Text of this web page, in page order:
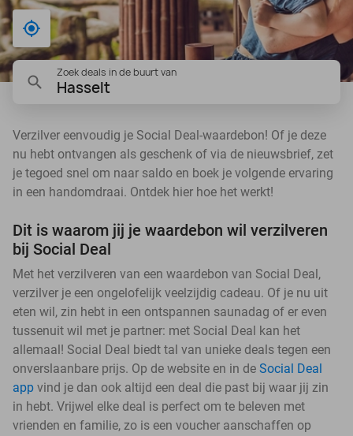
Bij mij in de buurt
Zoek deals in de buurt van
Hasselt
Verzilver eenvoudig je Social Deal-waardebon! Of je deze
nu hebt ontvangen als geschenk of via de nieuwsbrief, zet
je tegoed snel om naar saldo en boek je volgende ervaring
in een handomdraai. Ontdek hier hoe het werkt!
Dit is waarom jij je waardebon wil verzilveren
bij Social Deal
Met het verzilveren van een waardebon van Social Deal,
verzilver je een ongelofelijk veelzijdig cadeau. Of je nu uit
eten wil, zin hebt in een ontspannen saunadag of er even
tussenuit wil met je partner: met Social Deal kan het
allemaal! Social Deal biedt tal van unieke deals tegen een
onverslaanbare prijs. Op de website en in de Social Deal
app vind je dan ook altijd een deal die past bij waar jij zin
in hebt. Vrijwel elke deal is perfect om te beleven met
vrienden en familie, zo is een voucher aanschaffen op